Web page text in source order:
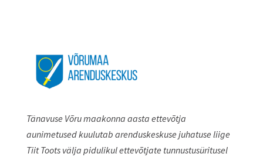
Tänavuse Võru maakonna aasta ettevõtja
aunimetused kuulutab arenduskeskuse juhatuse liige
Tiit Toots välja pidulikul ettevõtjate tunnustusüritusel